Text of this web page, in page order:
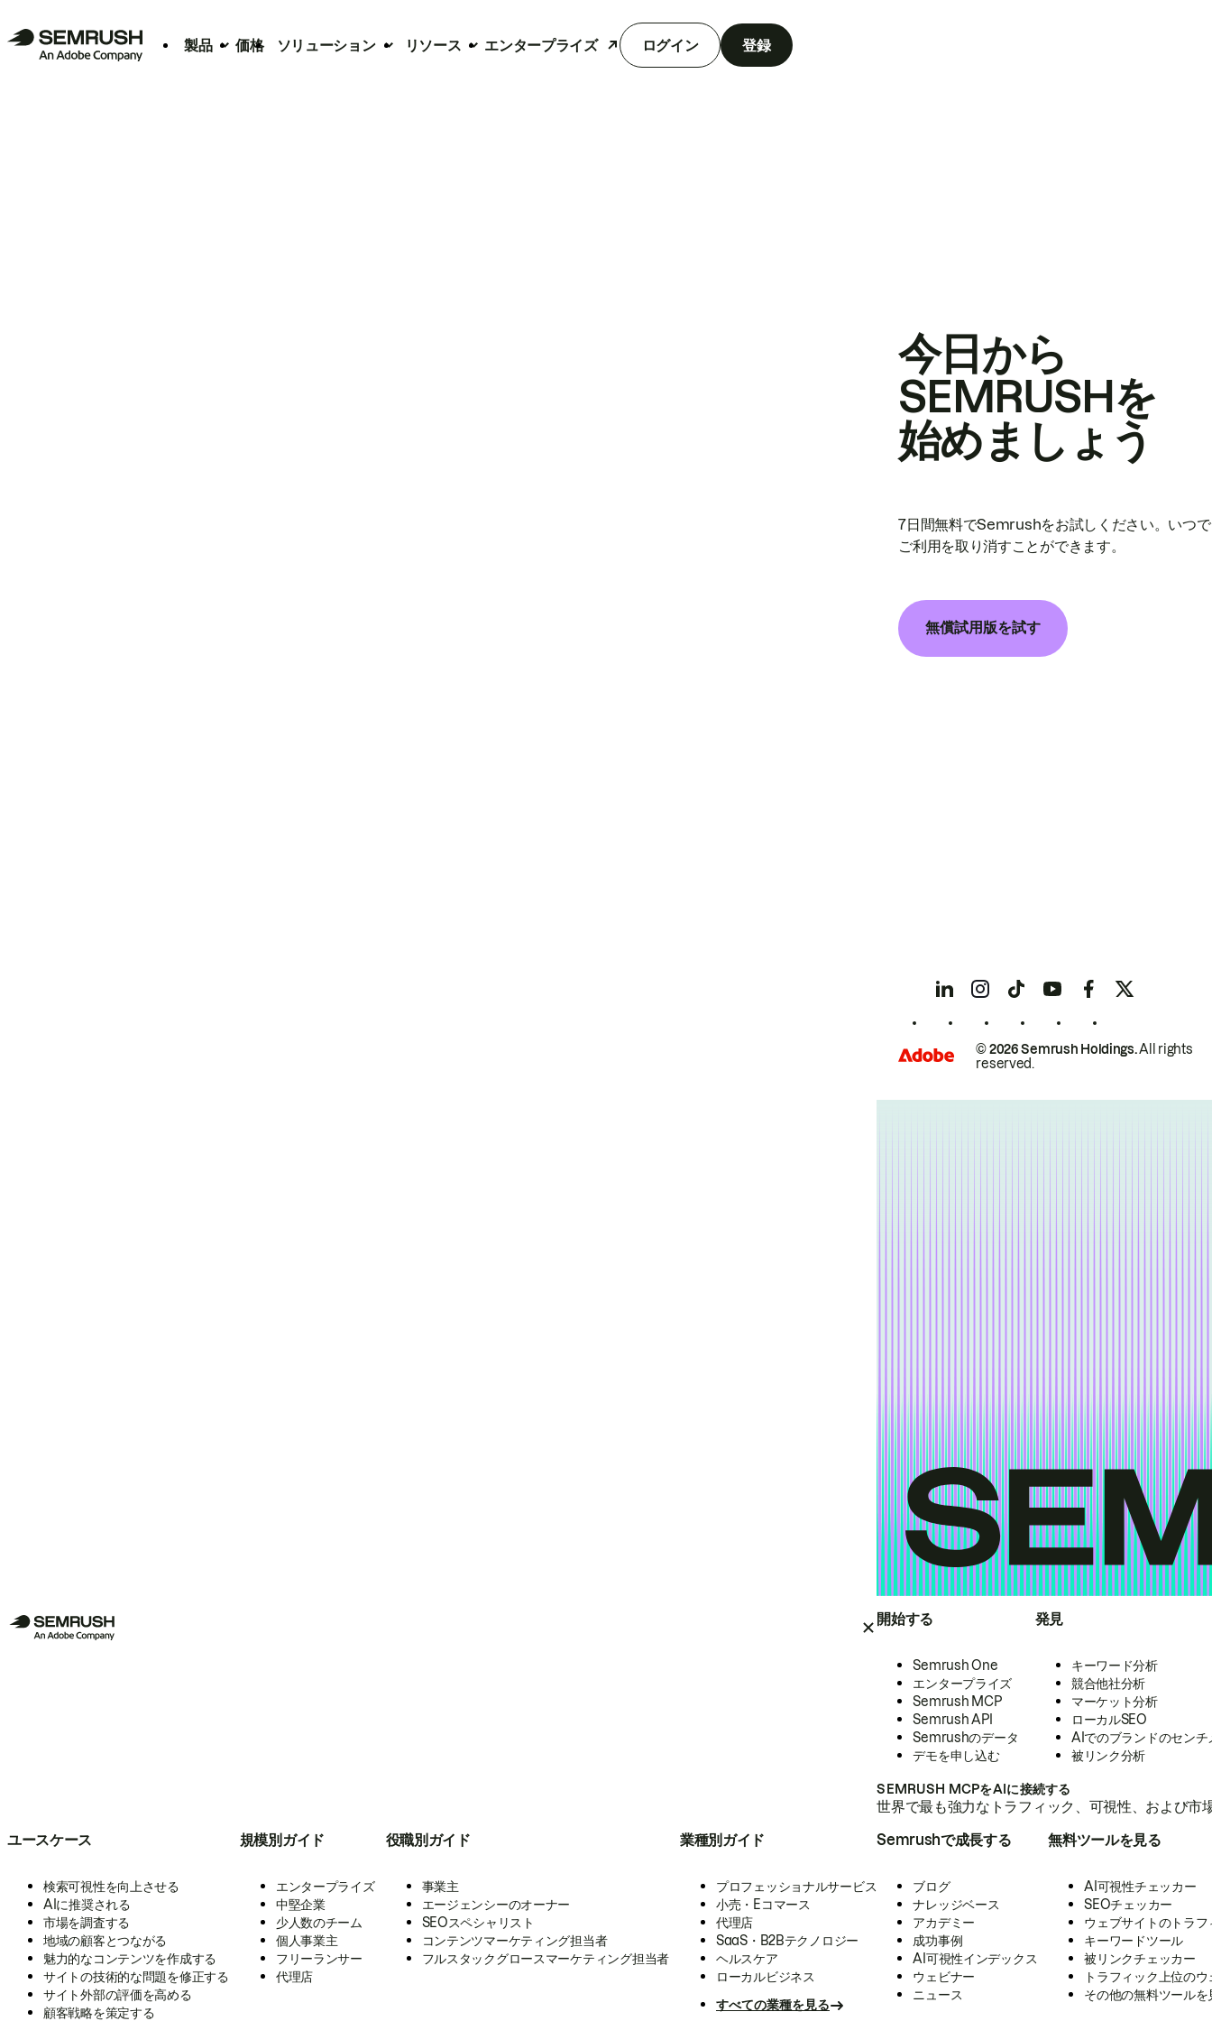
製品 価格 ソリューション リソース エンタープライズ ログイン 登録
開始する
Semrush One
エンタープライズ
Semrush MCP
Semrush API
Semrushのデータ
デモを申し込む
発見
キーワード分析
競合他社分析
マーケット分析
ローカルSEO
AIでのブランドのセンチ
被リンク分析
SEMRUSH MCPをAIに接続する
世界で最も強力なトラフィック、可視性、および
ユースケース
検索可視性を向上させる
AIに推奨される
市場を調査する
地域の顧客とつながる
魅力的なコンテンツを作成する
サイトの技術的な問題を修正する
サイト外部の評価を高める
顧客戦略を策定する
規模別ガイド
エンタープライズ
中堅企業
少人数のチーム
個人事業主
フリーランサー
代理店
役職別ガイド
事業主
エージェンシーのオーナー
SEOスペシャリスト
コンテンツマーケティング担当者
フルスタックグロースマーケティング担当者
業種別ガイド
プロフェッショナルサービス
小売・Eコマース
代理店
SaaS・B2Bテクノロジー
ヘルスケア
ローカルビジネス
すべての業種を見る
Semrushで成長する
ブログ
ナレッジベース
アカデミー
成功事例
AI可視性インデックス
ウェビナー
ニュース
無料ツールを見る
AI可視性チェッカー
SEOチェッカー
ウェブサイトのトラ
キーワードツール
被リンクチェッカー
トラフィック上位の
その他の無料ツールを
今日から
SEMRUSHを
始めましょう
7日間無料でSemrushをお試しください。いつ
ご利用を取り消すことができます。
無償試用版を試す
© 2026 Semrush Holdings.All rights
reserved.